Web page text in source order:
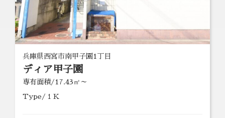
兵庫県西宮市南甲子園1丁目
ディア甲子園
専有面積/17.43㎡～
Type/１Ｋ